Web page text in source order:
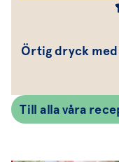
Örtig dryck
Till alla våra